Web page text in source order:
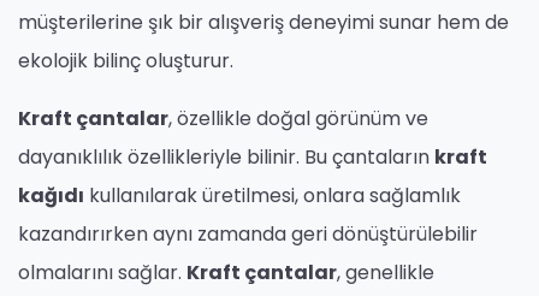
müşterilerine şık bir alışveriş deneyimi sunar hem de
ekolojik bilinç oluşturur.
Kraft çantalar, özellikle doğal görünüm ve
dayanıklılık özellikleriyle bilinir. Bu çantaların kraft
kağıdı kullanılarak üretilmesi, onlara sağlamlık
kazandırırken aynı zamanda geri dönüştürülebilir
olmalarını sağlar. Kraft çantalar, genellikle